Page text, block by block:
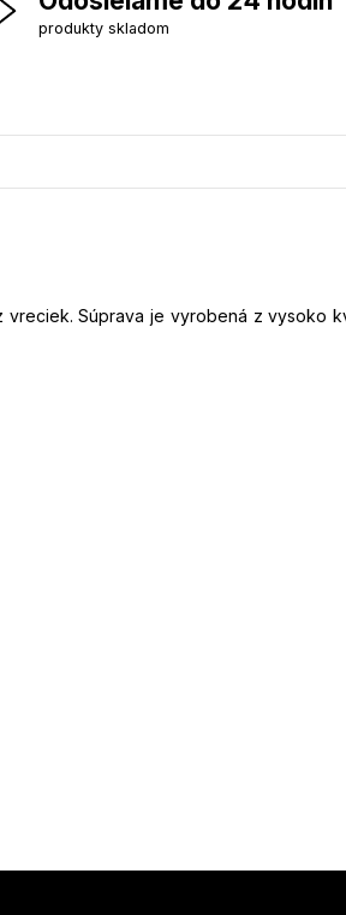
produkty skladom
vreciek. Súprava je vyrobená z vysoko